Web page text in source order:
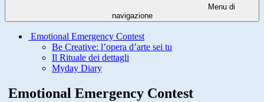
Menu di
navigazione
Emotional Emergency Contest
Be Creative: l’opera d’arte sei tu
Il Rituale dei dettagli
Myday Diary
Emotional Emergency Contest